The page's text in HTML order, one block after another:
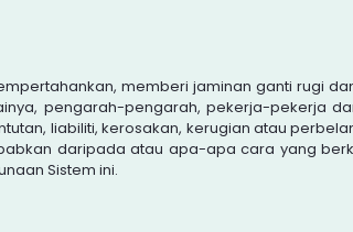
memberi jaminan ganti rugi
pengarah-pengarah, pekerja-pekerja
liabiliti, kerosakan, kerugian atau
daripada atau apa-apa cara yang
Sistem ini.